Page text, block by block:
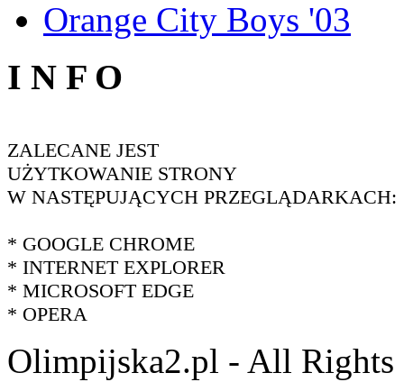
Orange City Boys '03
I N F O
ZALECANE JEST
UŻYTKOWANIE STRONY
W NASTĘPUJĄCYCH PRZEGLĄDARKACH:
* GOOGLE CHROME
* INTERNET EXPLORER
* MICROSOFT EDGE
* OPERA
Olimpijska2.pl - All Rights